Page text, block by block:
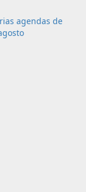
agendas de